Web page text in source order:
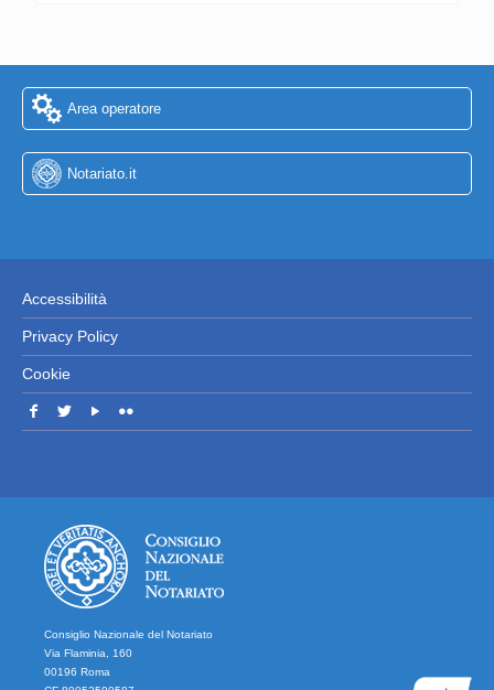
Area operatore
Notariato.it
Accessibilità
Privacy Policy
Cookie
Consiglio Nazionale del Notariato
Via Flaminia, 160
00196 Roma